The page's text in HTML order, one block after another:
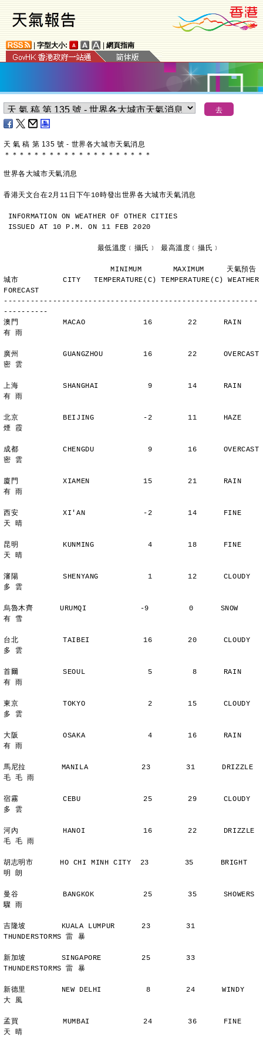
字型大小: 網頁指南
天 氣 稿 第 135 號 - 世界各大城市天氣消息
＊ ＊ ＊ ＊ ＊ ＊ ＊ ＊ ＊ ＊ ＊ ＊ ＊ ＊ ＊ ＊ ＊ ＊ ＊ ＊
世界各大城市天氣消息
香港天文台在2月11日下午10時發出世界各大城市天氣消息
INFORMATION ON WEATHER OF OTHER CITIES
ISSUED AT 10 P.M. ON 11 FEB 2020
                     最低溫度﹝攝氏﹞ 最高溫度﹝攝氏﹞
                        MINIMUM       MAXIMUM     天氣預告
城市          CITY   TEMPERATURE(C) TEMPERATURE(C) WEATHER
FORECAST
---------------------------------------------------------
----------
澳門          MACAO             16        22      RAIN
有 雨
廣州          GUANGZHOU         16        22      OVERCAST
密 雲
上海          SHANGHAI           9        14      RAIN
有 雨
北京          BEIJING           -2        11      HAZE
煙 霞
成都          CHENGDU            9        16      OVERCAST
密 雲
廈門          XIAMEN            15        21      RAIN
有 雨
西安          XI'AN             -2        14      FINE
天 晴
昆明          KUNMING            4        18      FINE
天 晴
瀋陽          SHENYANG           1        12      CLOUDY
多 雲
烏魯木齊      URUMQI            -9         0      SNOW
有 雪
台北          TAIBEI            16        20      CLOUDY
多 雲
首爾          SEOUL              5         8      RAIN
有 雨
東京          TOKYO              2        15      CLOUDY
多 雲
大阪          OSAKA              4        16      RAIN
有 雨
馬尼拉        MANILA            23        31      DRIZZLE
毛 毛 雨
宿霧          CEBU              25        29      CLOUDY
多 雲
河內          HANOI             16        22      DRIZZLE
毛 毛 雨
胡志明市      HO CHI MINH CITY  23        35      BRIGHT
明 朗
曼谷          BANGKOK           25        35      SHOWERS
驟 雨
吉隆坡        KUALA LUMPUR      23        31
THUNDERSTORMS 雷 暴
新加坡        SINGAPORE         25        33
THUNDERSTORMS 雷 暴
新德里        NEW DELHI          8        24      WINDY
大 風
孟買          MUMBAI            24        36      FINE
天 晴